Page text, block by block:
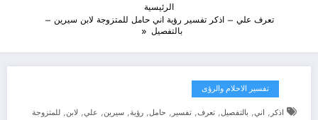
الرئيسية
تعرف علي – اذكر تفسير رؤية اني حامل للمتزوجة لابن سيرين –
بالتفصيل
تفسير الاحلام والرؤى
اذكر , اني, بالتفصيل, تعرف, تفسير , حامل, رؤية, سيرين, علي, لابن, للمتزوجة